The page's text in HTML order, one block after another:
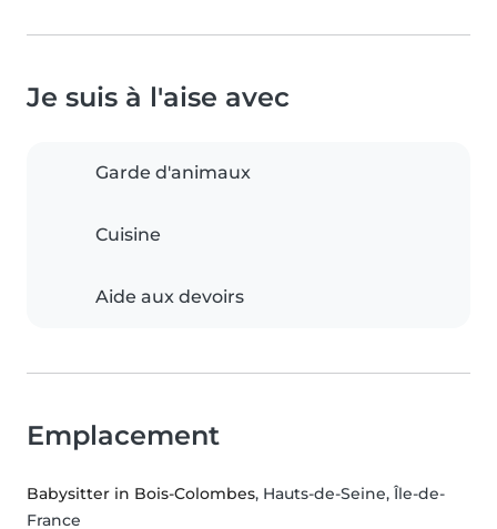
Je suis à l'aise avec
Garde d'animaux
Cuisine
Aide aux devoirs
Emplacement
Babysitter in Bois-Colombes, Hauts-de-Seine, Île-de-
France